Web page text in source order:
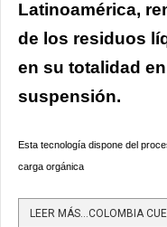
Latinoamérica,
de los residuos
en su totalidad
suspensión.
Esta tecnología dispone del
carga orgánica